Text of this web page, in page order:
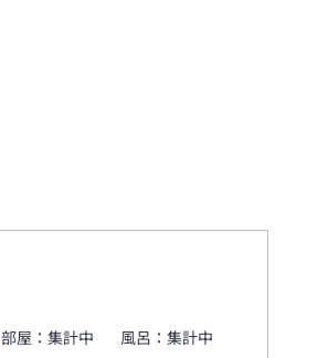
部屋：集計中 風呂：集計中